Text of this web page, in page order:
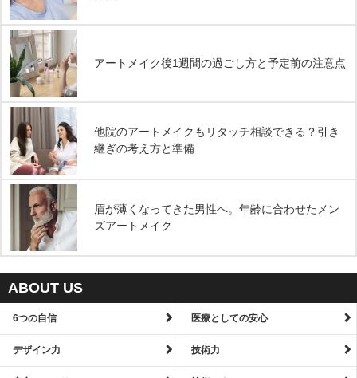
アートメイク後1週間の過ごし方と予定前の注意点
他院のアートメイクもリタッチ相談できる？引き
継ぎの考え方と準備
眉が薄くなってきた男性へ。年齢に合わせたメン
ズアートメイク
ABOUT US
6つの自信 医療としての安心
デザイン力 技術力